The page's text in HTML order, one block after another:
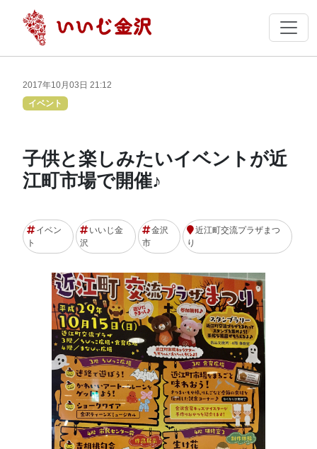
2017年10月03日 21:12
イベント
子供と楽しみたいイベントが近
江町市場で開催♪
イベン
ト
いいじ金
沢
金沢
市
近江町交流プラザまつ
り